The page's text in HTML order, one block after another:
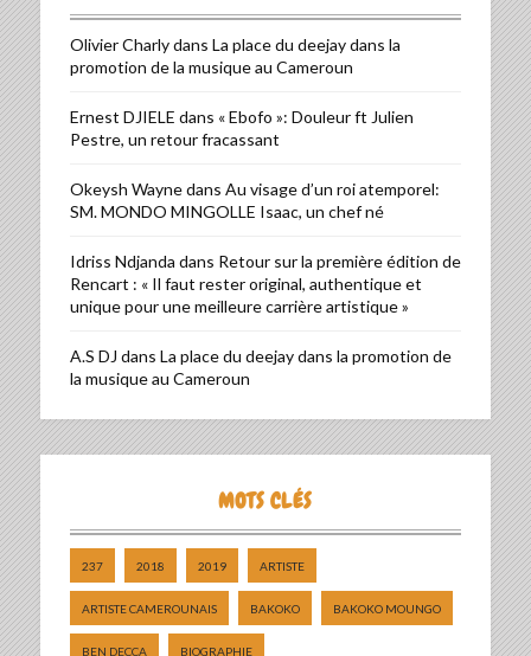
Olivier Charlydans La place du deejay dans la
promotion de la musique au Cameroun
Ernest DJIELE dans « Ebofo »: Douleur ft Julien
Pestre, un retour fracassant
Okeysh Waynedans Au visage d’un roi atemporel:
SM. MONDO MINGOLLE Isaac, un chef né
Idriss Ndjanda dans Retour sur la première édition de
Rencart : « Il faut rester original, authentique et
unique pour une meilleure carrière artistique »
A.S DJ dans La place du deejay dans la promotion de
la musique au Cameroun
MOTS CLÉS
237 2018 2019 ARTISTE
ARTISTE CAMEROUNAIS BAKOKO BAKOKO MOUNGO
BEN DECCA BIOGRAPHIE